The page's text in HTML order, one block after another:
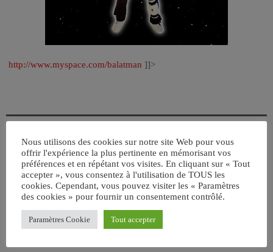
http://www.myspace.com/balatman ]]>
ÉCRIT PAR:JEAN-CLAUDE
FRANCE NOUVEL ALBUM POP ROCK
email
Nous utilisons des cookies sur notre site Web pour vous
offrir l'expérience la plus pertinente en mémorisant vos
préférences et en répétant vos visites. En cliquant sur « Tout
accepter », vous consentez à l'utilisation de TOUS les
cookies. Cependant, vous pouvez visiter les « Paramètres
des cookies » pour fournir un consentement contrôlé.
Paramètres Cookie Tout accepter